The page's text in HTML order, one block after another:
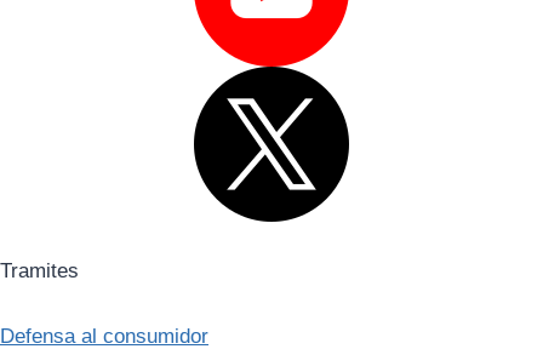
Tramites
Defensa al consumidor